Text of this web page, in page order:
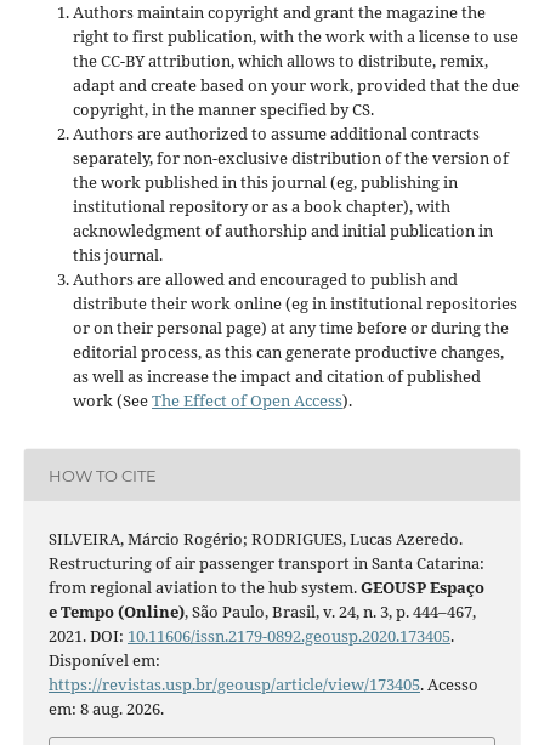
Authors maintain copyright and grant the magazine the
right to first publication, with the work with a license to use
the CC-BY attribution, which allows to distribute, remix,
adapt and create based on your work, provided that the due
copyright, in the manner specified by CS.
Authors are authorized to assume additional contracts
separately, for non-exclusive distribution of the version of
the work published in this journal (eg, publishing in
institutional repository or as a book chapter), with
acknowledgment of authorship and initial publication in
this journal.
Authors are allowed and encouraged to publish and
distribute their work online (eg in institutional repositories
or on their personal page) at any time before or during the
editorial process, as this can generate productive changes,
as well as increase the impact and citation of published
work (SeeThe Effect of Open Access).
HOW TO CITE
SILVEIRA, Márcio Rogério; RODRIGUES, Lucas Azeredo.
Restructuring of air passenger transport in Santa Catarina:
from regional aviation to the hub system.GEOUSP Espaço
e Tempo (Online), São Paulo, Brasil, v. 24, n. 3, p. 444–467,
2021. DOI: 10.11606/issn.2179-0892.geousp.2020.173405.
Disponível em:
https://revistas.usp.br/geousp/article/view/173405. Acesso
em: 8 aug. 2026.